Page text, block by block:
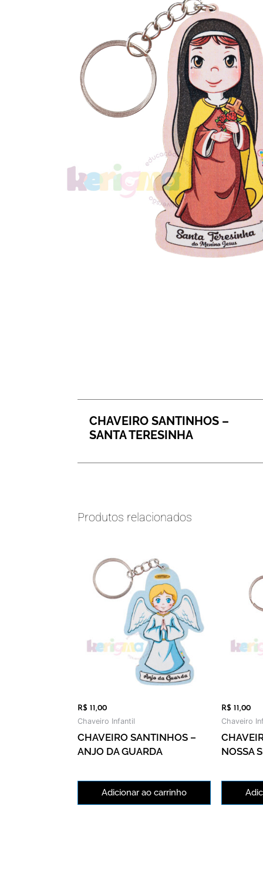
CHAVEIRO SANTINHOS –
SANTA TERESINHA
Produtos relacionados
R$ 11,00
Chaveiro Infantil
CHAVEIRO SANTINHOS –
ANJO DA GUARDA
Adicionar ao carrinho
R$ 11,00
Chaveiro
NOSSA